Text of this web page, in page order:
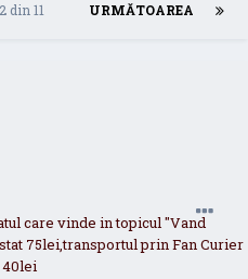
URMĂTOAREA
din 11
care vinde in topicul "Vand
75lei,transportul prin Fan Curier
40lei